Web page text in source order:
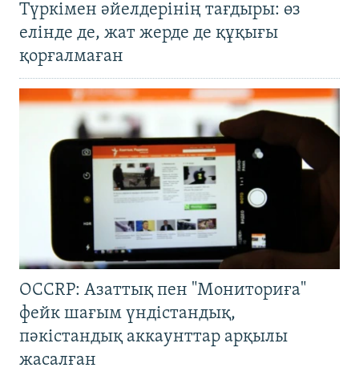
Түркімен әйелдерінің тағдыры: өз
елінде де, жат жерде де құқығы
қорғалмаған
OCCRP: Азаттық пен "Мониториға"
фейк шағым үндістандық,
пәкістандық аккаунттар арқылы
жасалған